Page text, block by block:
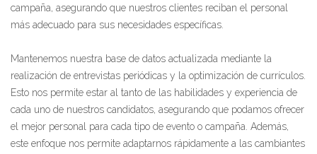
campaña, asegurando que nuestros clientes reciban el personal
más adecuado para sus necesidades específicas.
Mantenemos nuestra base de datos actualizada mediante la
realización de entrevistas periódicas y la optimización de currículos.
Esto nos permite estar al tanto de las habilidades y experiencia de
cada uno de nuestros candidatos, asegurando que podamos ofrecer
el mejor personal para cada tipo de evento o campaña. Además,
este enfoque nos permite adaptarnos rápidamente a las cambiantes